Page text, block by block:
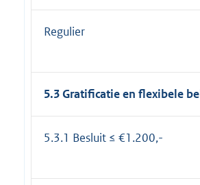
Regulier
5.3 Gratificatie en flexibele
5.3.1 Besluit ≤ €1.200,-